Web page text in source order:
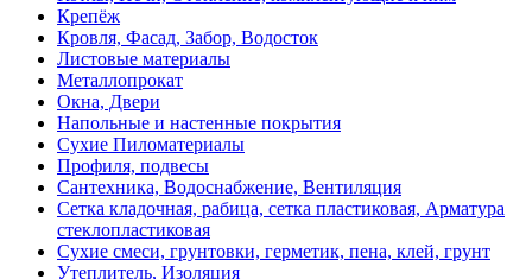
Крепёж
Кровля, Фасад, Забор, Водосток
Листовые материалы
Металлопрокат
Окна, Двери
Напольные и настенные покрытия
Сухие Пиломатериалы
Профиля, подвесы
Сантехника, Водоснабжение, Вентиляция
Сетка кладочная, рабица, сетка пластиковая, Арматура
стеклопластиковая
Сухие смеси, грунтовки, герметик, пена, клей, грунт
Утеплитель, Изоляция